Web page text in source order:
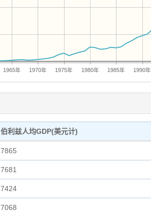
1965年 1970年 1975年 1980年 1985年 1990年
伯利兹人均GDP(美元计)
7865
7681
7424
7068